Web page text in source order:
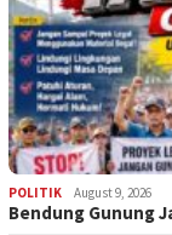
POLITIK August 9, 2026
Bendung Gunung